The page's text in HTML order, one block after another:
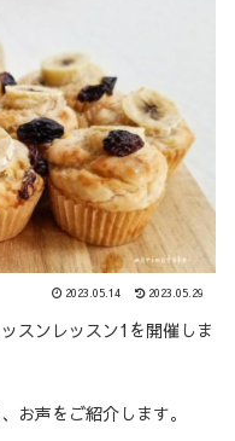
2023.05.14 2023.05.29
スンレッスン1を開催しま
お声をご紹介します。